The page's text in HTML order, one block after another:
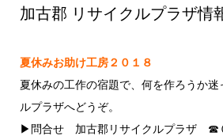
加古郡 リサイクルプラザ情
夏休みお助け工房２０１８
夏休みの工作の宿題で、何を作ろうか迷
ルプラザへどうぞ。
▶問合せ 加古郡リサイクルプラザ ☎